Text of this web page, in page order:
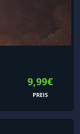
9,99€
PREIS